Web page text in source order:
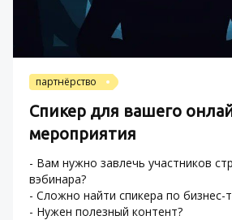
партнёрство
Спикер для вашего
мероприятия
- Вам нужно завлечь участников
вэбинара?
- Сложно найти спикера по бизнес-
- Нужен полезный контент?